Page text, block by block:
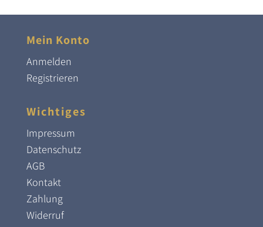
298,00 €222,00 €.
Mein Konto
Anmelden
Registrieren
Wichtiges
Impressum
Datenschutz
AGB
Kontakt
Zahlung
Widerruf